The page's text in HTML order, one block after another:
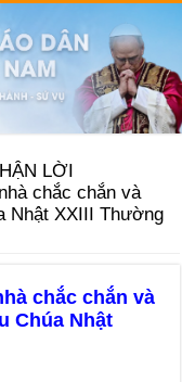
LỜI
chắc chắn và
Nhật XXIII Thường
chắc chắn và
Chúa Nhật